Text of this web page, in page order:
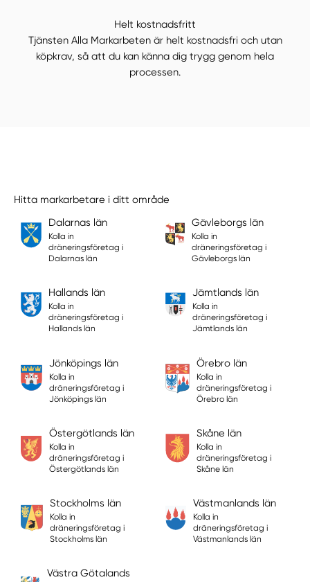
Helt kostnadsfritt
Tjänsten Alla Markarbeten är helt kostnadsfri och utan
köpkrav, så att du kan känna dig trygg genom hela
processen.
Hitta markarbetare i ditt område
Dalarnas län
Kolla in
dräneringsföretag i
Dalarnas län
Gävleborgs län
Kolla in
dräneringsföretag i
Gävleborgs län
Hallands län
Kolla in
dräneringsföretag i
Hallands län
Jämtlands län
Kolla in
dräneringsföretag i
Jämtlands län
Jönköpings län
Kolla in
dräneringsföretag i
Jönköpings län
Örebro län
Kolla in
dräneringsföretag i
Örebro län
Östergötlands län
Kolla in
dräneringsföretag i
Östergötlands län
Skåne län
Kolla in
dräneringsföretag i
Skåne län
Stockholms län
Kolla in
dräneringsföretag i
Stockholms län
Västmanlands län
Kolla in
dräneringsföretag i
Västmanlands län
Västra Götalands